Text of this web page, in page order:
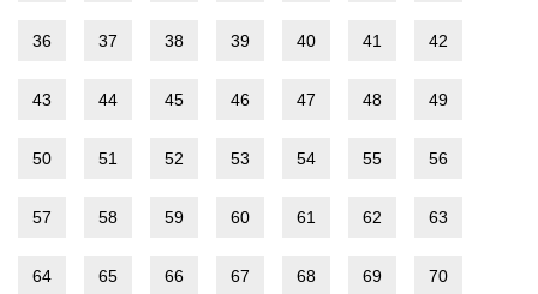
36 37 38 39 40 41 42
43 44 45 46 47 48 49
50 51 52 53 54 55 56
57 58 59 60 61 62 63
64 65 66 67 68 69 70